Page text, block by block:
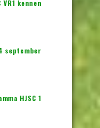
VR1 kennen
september
HJSC 1